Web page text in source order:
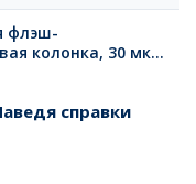
флэш-
колонка, 30 мкм,
справки